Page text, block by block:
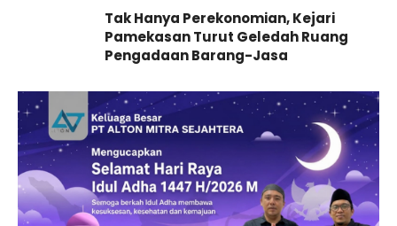
Tak Hanya Perekonomian, Kejari
Pamekasan Turut Geledah Ruang
Pengadaan Barang-Jasa